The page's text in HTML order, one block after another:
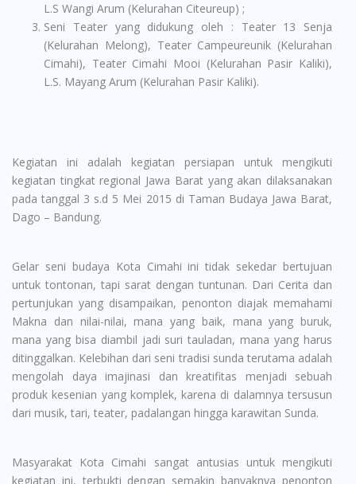
L.S Wangi Arum (Kelurahan Citeureup) ;
Seni Teater yang didukung oleh : Teater 13 Senja
(Kelurahan Melong), Teater Campeureunik (Kelurahan
Cimahi), Teater Cimahi Mooi (Kelurahan Pasir Kaliki),
L.S. Mayang Arum (Kelurahan Pasir Kaliki).
Kegiatan ini adalah kegiatan persiapan untuk mengikuti
kegiatan tingkat regional Jawa Barat yang akan dilaksanakan
pada tanggal 3 s.d 5 Mei 2015 di Taman Budaya Jawa Barat,
Dago – Bandung.
Gelar seni budaya Kota Cimahi ini tidak sekedar bertujuan
untuk tontonan, tapi sarat dengan tuntunan. Dari Cerita dan
pertunjukan yang disampaikan, penonton diajak memahami
Makna dan nilai-nilai, mana yang baik, mana yang buruk,
mana yang bisa diambil jadi suri tauladan, mana yang harus
ditinggalkan. Kelebihan dari seni tradisi sunda terutama adalah
mengolah daya imajinasi dan kreatifitas menjadi sebuah
produk kesenian yang komplek, karena di dalamnya tersusun
dari musik, tari, teater, padalangan hingga karawitan Sunda.
Masyarakat Kota Cimahi sangat antusias untuk mengikuti
kegiatan ini, terbukti dengan semakin banyaknya penonton